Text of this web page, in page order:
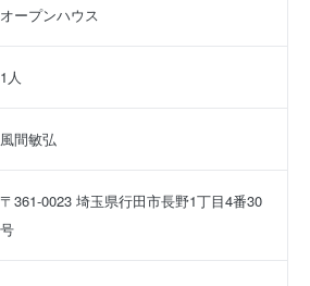
オープンハウス
1人
風間敏弘
〒361-0023 埼玉県行田市長野1丁目4番30
号